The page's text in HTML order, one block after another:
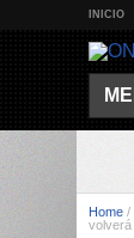
INICIO
Home /
volverá